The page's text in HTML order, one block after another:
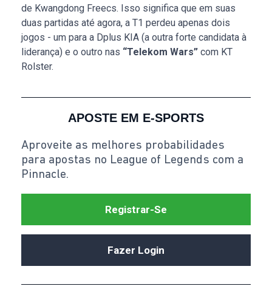
de Kwangdong Freecs. Isso significa que em suas
duas partidas até agora, a T1 perdeu apenas dois
jogos - um para a Dplus KIA (a outra forte candidata à
liderança) e o outro nas “Telekom Wars” com KT
Rolster.
APOSTE EM E-SPORTS
Aproveite as melhores probabilidades
para apostas no League of Legends com a
Pinnacle.
Registrar-Se
Fazer Login